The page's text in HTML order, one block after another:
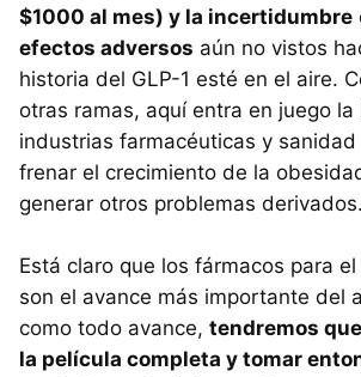
$1000 al mes) y la incertidumbre
efectos adversos aún no vistos
historia del GLP-1 esté en el aire.
otras ramas, aquí entra en juego la
industrias farmacéuticas y
frenar el crecimiento de la
generar otros problemas derivados.
Está claro que los fármacos para
son el avance más importante del
como todo avance, tendremos
la película completa y tomar